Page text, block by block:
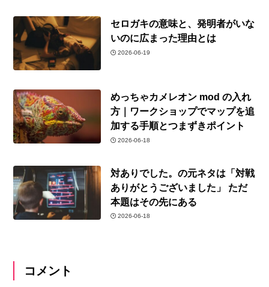
セロガキの意味と、発明者がいな
いのに広まった理由とは
2026-06-19
めっちゃカメレオン mod の入れ
方｜ワークショップでマップを追
加する手順とつまずきポイント
2026-06-18
対ありでした。の元ネタは「対戦
ありがとうございました」 ただ
本題はその先にある
2026-06-18
コメント